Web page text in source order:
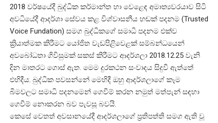
2018 වර්ෂයේදී බුද්ධික කර්මාන්ත හා වෙළෙඳ අමාත්‍යවරයාව සිටි
අවධියේදී ආදර්ශා සේවය කළ විශ්වාසනීය හඬක් පදනම (Trusted
Voice Fundation) සමග බුද්ධිකගේ සමාධි පදනම එක්ව
ක්‍රියාත්මක කිරීමට යෝජිත වැඩපිළිවෙළක් සම්බන්ධයෙන්
අවබෝධතා ගිවිසුමක් සකස් කිරීමට ආදර්ශලා 2018.12.25 වැනි
දින මාතරට ගොස් ඇත. මෙම දුරකථන සංවාදය සිදුවී ඇත්තේ
එහිදීය. බුද්ධික පවසන්නේ මෙහිදී ඔහු ආදර්ශලාගේ කෑම
බීමවලට සමාධි පදනමෙන් ගෙවීම් කරන නමුත් මත්පැන් සඳහා
ගෙවීම් නොකරන බව පැවසූ බවයි.
කෙසේ වෙතත් අවසානයේදී ආදර්ශලාගේ ප්‍රතිපත්ති සමග ඇති වූ